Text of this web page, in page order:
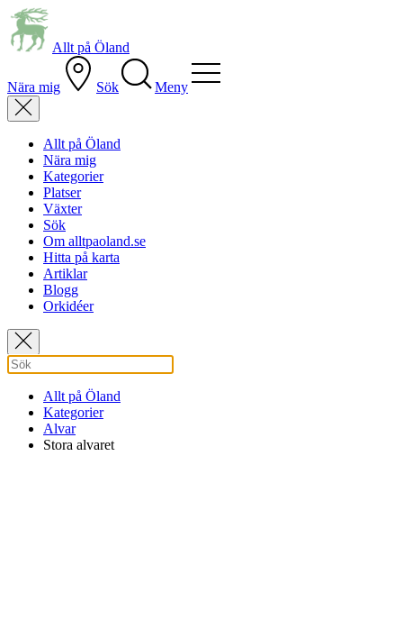
Allt på Öland
Nära mig Sök Meny
Allt på Öland
Nära mig
Kategorier
Platser
Växter
Sök
Om alltpaoland.se
Hitta på karta
Artiklar
Blogg
Orkidéer
Allt på Öland
Kategorier
Alvar
Stora alvaret